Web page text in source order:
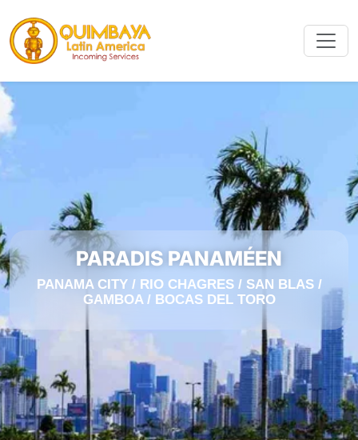
PARADIS PANAMÉEN
PANAMA CITY / RIO CHAGRES / SAN BLAS /
GAMBOA / BOCAS DEL TORO